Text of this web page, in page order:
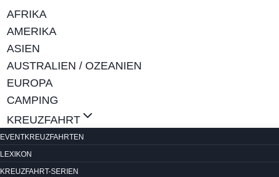
AFRIKA
AMERIKA
ASIEN
AUSTRALIEN / OZEANIEN
EUROPA
CAMPING
KREUZFAHRT
EVENTKREUZFAHRTEN
LEXIKON
KREUZFAHRT-SERIEN